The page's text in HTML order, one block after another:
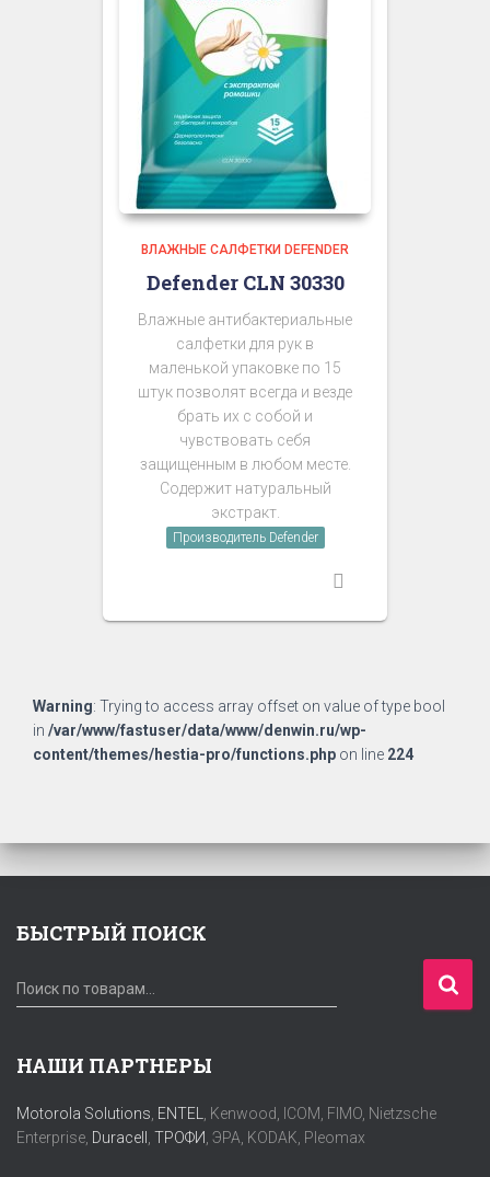
ВЛАЖНЫЕ САЛФЕТКИ DEFENDER
Defender CLN 30330
Влажные антибактериальные
салфетки для рук в
маленькой упаковке по 15
штук позволят всегда и везде
брать их с собой и
чувствовать себя
защищенным в любом месте.
Содержит натуральный
экстракт.
Производитель Defender
Warning: Trying to access array offset on value of type bool
in /var/www/fastuser/data/www/denwin.ru/wp-
content/themes/hestia-pro/functions.php on line 224
БЫСТРЫЙ ПОИСК
И
с
т
:
Поиск по товарам…
НАШИ ПАРТНЕРЫ
Motorola Solutions ENTEL
, Kenwood, ICOM, FIMO, Nietzsche
Enterprise, Duracell ТРОФИ , ЭРА, KODAK, Pleomax